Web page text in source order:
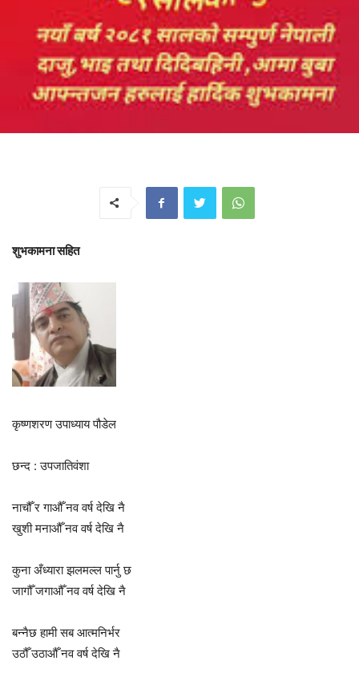
शुभकामना सहित
कृष्णशरण उपाध्याय पौडेल
छन्द : उपजातिवंशा
नाचौँ र गाऔँ नव वर्ष देखि नै
खुशी मनाऔँ नव वर्ष देखि नै
कुना अँध्यारा झलमल्ल पार्नु छ
जागौँ जगाऔँ नव वर्ष देखि नै
बन्नैछ हामी सब आत्मनिर्भर
उठौँ उठाऔँ नव वर्ष देखि नै